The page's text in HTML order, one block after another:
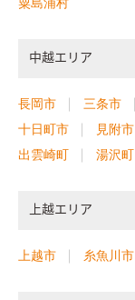
中越エリア
長岡市 三条市
十日町市
見附市
出雲崎町
湯沢町
上越エリア
上越市 糸魚川市